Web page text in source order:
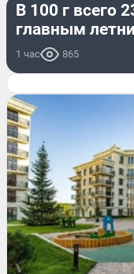
В 100 г всего
главным
1 час 865